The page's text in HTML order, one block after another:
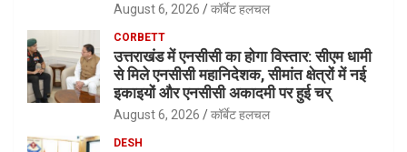
August 6, 2026 कॉर्बेट हलचल
CORBETT
उत्तराखंड में एनसीसी का होगा विस्तार: सीएम धामी
से मिले एनसीसी महानिदेशक, सीमांत क्षेत्रों में नई
इकाइयों और एनसीसी अकादमी पर हुई चर्
August 6, 2026 कॉर्बेट हलचल
DESH